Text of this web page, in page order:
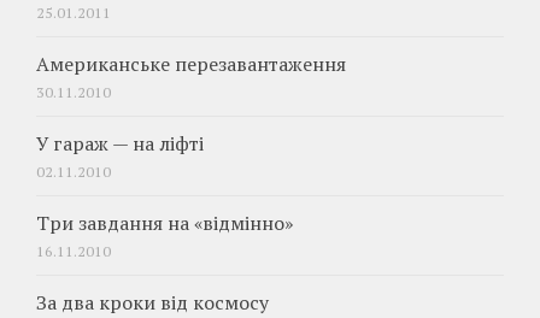
25.01.2011
Американське перезавантаження
30.11.2010
У гараж — на ліфті
02.11.2010
Три завдання на «відмінно»
16.11.2010
За два кроки від космосу